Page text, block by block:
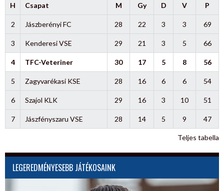
H Csapat M Gy D V P
2 Jászberényi FC 28 22 3 3 69
3 Kenderesi VSE 29 21 3 5 66
4 TFC-Veteriner 30 17 5 8 56
5 Zagyvarékasi KSE 28 16 6 6 54
6 Szajol KLK 29 16 3 10 51
7 Jászfényszaru VSE 28 14 5 9 47
Teljes tabella
LEGEREDMÉNYESEBB JÁTÉKOSAINK